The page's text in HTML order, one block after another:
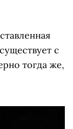
с
тогда же,